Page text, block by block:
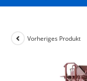
Vorheriges Produkt